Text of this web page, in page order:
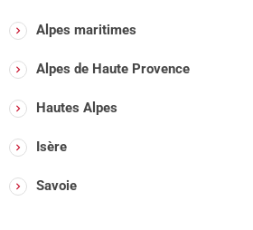
Alpes maritimes
Alpes de Haute Provence
Hautes Alpes
Isère
Savoie